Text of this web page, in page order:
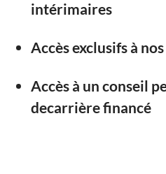
intérimaires
Accès exclusifs à
Accès à un conseil
decarrière financé